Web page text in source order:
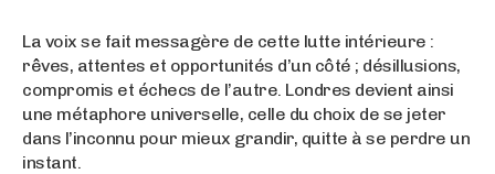
La voix se fait messagère de cette lutte intérieure :
rêves, attentes et opportunités d’un côté ; désillusions,
compromis et échecs de l’autre. Londres devient ainsi
une métaphore universelle, celle du choix de se jeter
dans l’inconnu pour mieux grandir, quitte à se perdre un
instant.